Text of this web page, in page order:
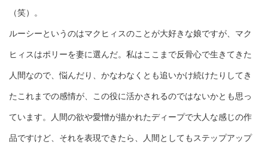
（笑）。
ルーシーというのはマクヒィスのことが大好きな娘ですが、マク
ヒィスはポリーを妻に選んだ。私はここまで反骨心で生きてきた
人間なので、悩んだり、かなわなくとも追いかけ続けたりしてき
たこれまでの感情が、この役に活かされるのではないかとも思っ
ています。人間の欲や愛憎が描かれたディープで大人な感じの作
品ですけど、それを表現できたら、人間としてもステップアップ